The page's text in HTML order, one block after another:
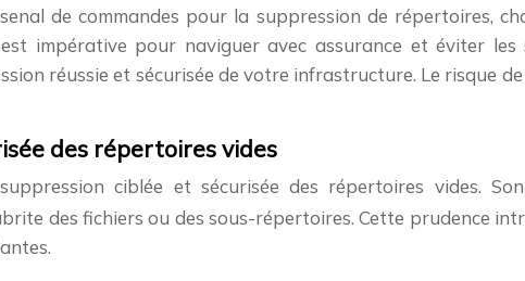
de commandes pour la suppression de répertoires,
impérative pour naviguer avec assurance et éviter
réussie et sécurisée de votre infrastructure. Le risque
des répertoires vides
ciblée et sécurisée des répertoires vides.
des fichiers ou des sous-répertoires. Cette prudence